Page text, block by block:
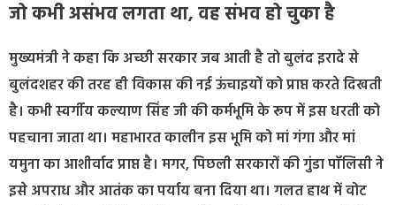
जो कभी असंभव लगता था, वह संभव हो चुका है
मुख्यमंत्री ने कहा कि अच्छी सरकार जब आती है तो बुलंद इरादे से
बुलंदशहर की तरह ही विकास की नई ऊंचाइयों को प्राप्त करते दिखती
है। कभी स्वर्गीय कल्याण सिंह जी की कर्मभूमि के रूप में इस धरती को
पहचाना जाता था। महाभारत कालीन इस भूमि को मां गंगा और मां
यमुना का आशीर्वाद प्राप्त है। मगर, पिछली सरकारों की गुंडा पॉलिसी ने
इसे अपराध और आतंक का पर्याय बना दिया था। गलत हाथ में वोट